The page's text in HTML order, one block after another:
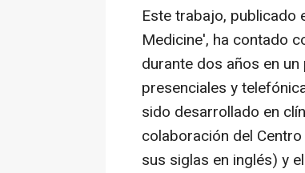
Este trabajo, publicado
Medicine', ha contado
durante dos años en
presenciales y
sido desarrollado en
colaboración del
sus siglas en inglés) y